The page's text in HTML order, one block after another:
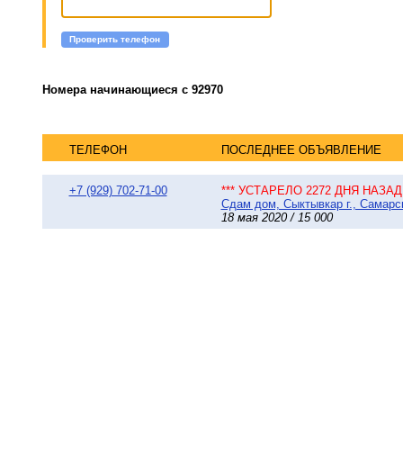
Проверить телефон
Номера начинающиеся с 92970
ТЕЛЕФОН ПОСЛЕДНЕЕ ОБЪЯВЛЕНИЕ
+7 (929) 702-71-00
*** УСТАРЕЛО 2272 ДНЯ НАЗАД
Сдам дом, Сыктывкар г.,
18 мая 2020 / 15 000